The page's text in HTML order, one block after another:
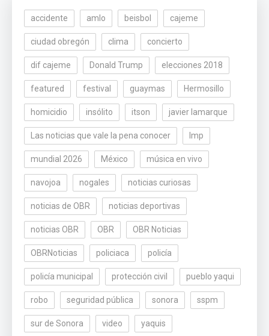
accidente amlo beisbol cajeme
ciudad obregón clima concierto
dif cajeme Donald Trump elecciones 2018
featured festival guaymas Hermosillo
homicidio insólito itson javier lamarque
Las noticias que vale la pena conocer lmp
mundial 2026 México música en vivo
navojoa nogales noticias curiosas
noticias de OBR noticias deportivas
noticias OBR OBR OBR Noticias
OBRNoticias policiaca policía
policía municipal protección civil pueblo yaqui
robo seguridad pública sonora sspm
sur de Sonora video yaquis